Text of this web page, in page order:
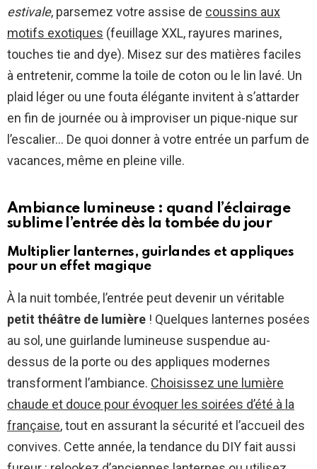
estivale, parsemez votre assise de coussins aux
motifs exotiques (feuillage XXL, rayures marines,
touches tie and dye). Misez sur des matières faciles
à entretenir, comme la toile de coton ou le lin lavé. Un
plaid léger ou une fouta élégante invitent à s’attarder
en fin de journée ou à improviser un pique-nique sur
l’escalier… De quoi donner à votre entrée un parfum de
vacances, même en pleine ville.
Ambiance lumineuse : quand l’éclairage
sublime l’entrée dès la tombée du jour
Multiplier lanternes, guirlandes et appliques
pour un effet magique
À la nuit tombée, l’entrée peut devenir un véritable
petit théâtre de lumière ! Quelques lanternes posées
au sol, une guirlande lumineuse suspendue au-
dessus de la porte ou des appliques modernes
transforment l’ambiance. Choisissez une lumière
chaude et douce pour évoquer les soirées d’été à la
française, tout en assurant la sécurité et l’accueil des
convives. Cette année, la tendance du DIY fait aussi